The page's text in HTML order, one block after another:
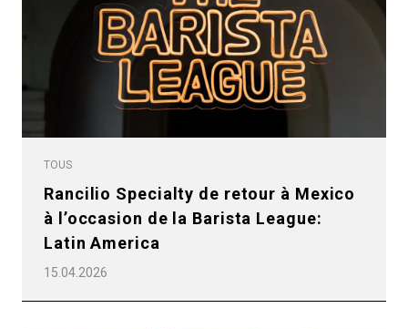
TOUS
Rancilio Specialty de retour à Mexico
à l’occasion de la Barista League:
Latin America
15.04.2026